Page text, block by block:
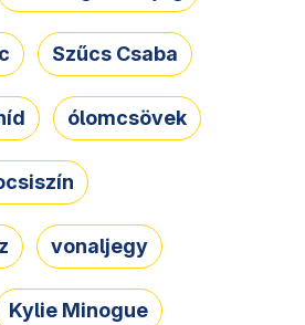
Szűcs Csaba
ólomcsövek
vonaljegy
Kylie Minogue